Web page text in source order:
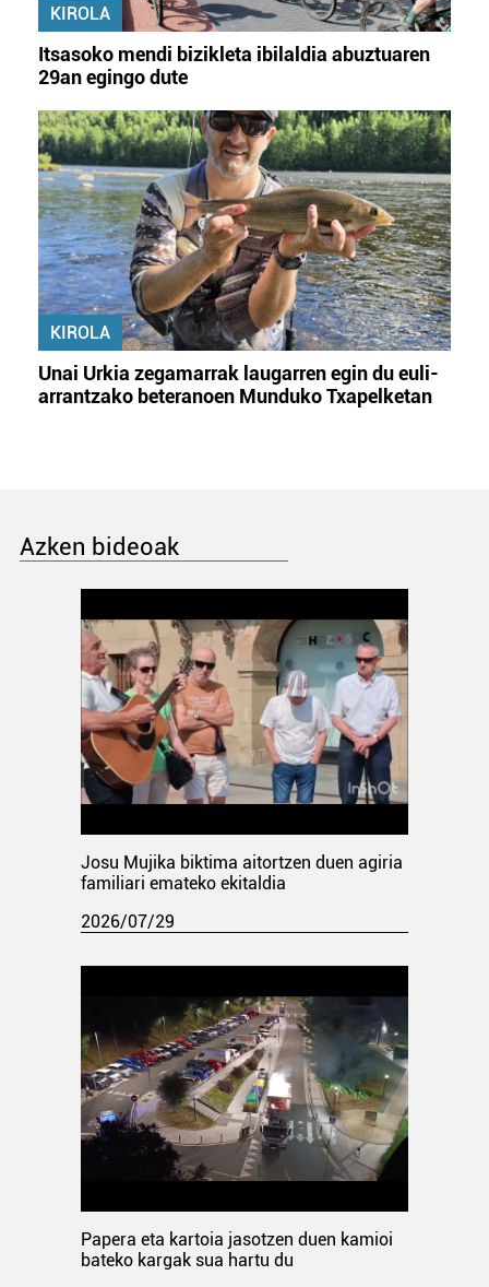
KIROLA
Itsasoko mendi bizikleta ibilaldia abuztuaren
29an egingo dute
KIROLA
Unai Urkia zegamarrak laugarren egin du euli-
arrantzako beteranoen Munduko Txapelketan
Azken bideoak
Josu Mujika biktima aitortzen duen agiria
familiari emateko ekitaldia
2026/07/29
Papera eta kartoia jasotzen duen kamioi
bateko kargak sua hartu du